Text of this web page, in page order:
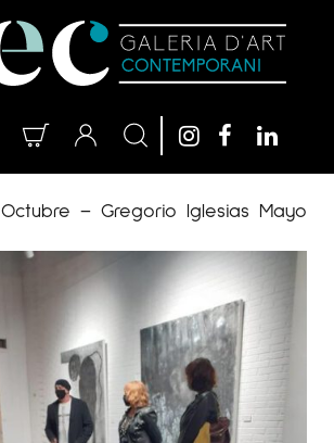
Octubre – Gregorio Iglesias Mayo